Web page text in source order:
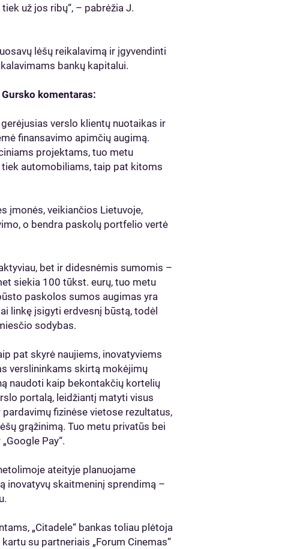
už jos ribų“, – pabrėžia J.
lėšų reikalavimą ir įgyvendinti
bankų kapitalui.
komentaras:
verslo klientų nuotaikas ir
finansavimo apimčių augimą.
projektams, tuo metu
automobiliams, taip pat kitoms
įmonės, veikiančios Lietuvoje,
o bendra paskolų portfelio vertė
bet ir didesnėmis sumomis –
siekia 100 tūkst. eurų, tuo metu
paskolos sumos augimas yra
linkę įsigyti erdvesnį būstą, todėl
sodybas.
pat skyrė naujiems, inovatyviems
verslininkams skirtą mokėjimų
naudoti kaip bekontakčių kortelių
portalą, leidžiantį matyti visus
fizinėse vietose rezultatus,
grąžinimą. Tuo metu privatūs bei
Pay“.
ateityje planuojame
inovatyvų skaitmeninį sprendimą –
„Citadele“ bankas toliau plėtoja
su partneriais „Forum Cinemas“